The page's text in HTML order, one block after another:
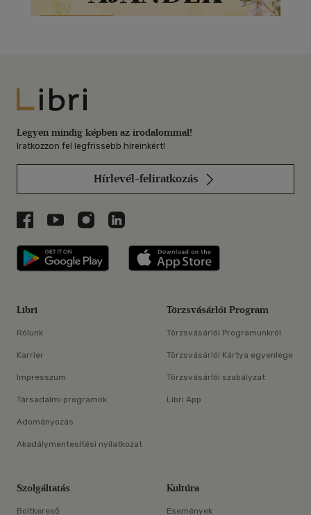
Libri
Legyen mindig képben az irodalommal!
Iratkozzon fel legfrissebb híreinkért!
Hírlevél-feliratkozás
Libri a Facebookon
Libri a Youtube-on
Libri az Instagramon
Libri a LinkedInen
Libri applikáció Szerezd meg: Google
Libri
Rólunk
Karrier
Impresszum
Társadalmi programok
Adományozás
Akadálymentesítési nyilatkozat
Törzsvásárlói Program
Törzsvásárlói Programunkról
Törzsvásárlói Kártya egyenlege
Törzsvásárlói szabályzat
Libri App
Szolgáltatás
Boltkereső
Kultúra
Események